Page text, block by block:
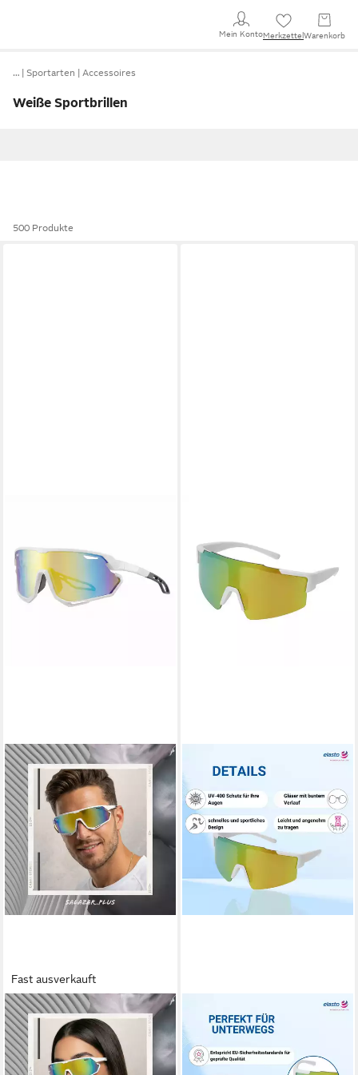
Mein KontoMerkzettel Warenkorb
… Sportarten Accessoires
Weiße Sportbrillen
500 Produkte
Fast ausverkauft
SALAZAR.PLUS
Fahrradbrille Sportbrille
schnelle Sonnenbrille
Radbrille Skibrille verspiegelt,
Sonnenbrille Schnelle Brille
mit verspiegelten Gläsern inkl.
Mikrofaser Pouch